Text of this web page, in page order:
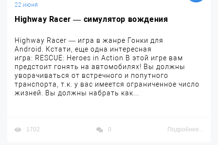
22 июня
Highway Racer — симулятор вождения
Highway Racer — игра в жанре Гонки для
Android. Кстати, еще одна интересная
игра: RESCUE: Heroes in Action В этой игре вам
предстоит гонять на автомобилях! Вы должны
уворачиваться от встречного и попутного
транспорта, т.к. у вас имеется ограниченное число
жизней. Вы должны набрать как...
1702 0 Подробнее...